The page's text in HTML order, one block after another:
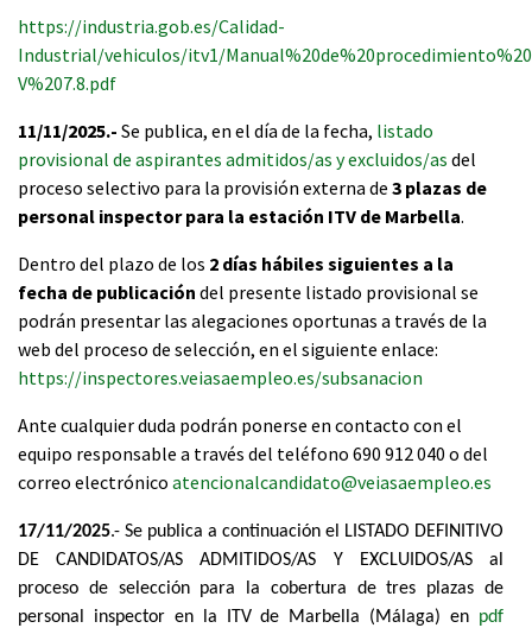
https://industria.gob.es/Calidad-
Industrial/vehiculos/itv1/
V%207.8.pdf
11/11/2025.- Se publica, en el día de la fecha, listado
provisional de aspirantes admitidos/as y excluidos/as del
proceso selectivo para la provisión externa de 3 plazas de
personal inspector para la estación ITV de Marbella.
Dentro del plazo de los 2 días hábiles siguientes a la
fecha de publicación del presente listado provisional se
podrán presentar las alegaciones oportunas a través de la
web del proceso de selección, en el siguiente enlace:
https://inspectores.veiasaempleo.es/subsanacion
Ante cualquier duda podrán ponerse en contacto con el
equipo responsable a través del teléfono 690 912 040 o del
correo electrónico atencionalcandidato@veiasaempleo.es
17/11/2025.- Se publica a continuación el LISTADO DEFINITIVO
DE CANDIDATOS/AS ADMITIDOS/AS Y EXCLUIDOS/AS al
proceso de selección para la cobertura de tres plazas de
personal inspector en la ITV de Marbella (Málaga) en pdf